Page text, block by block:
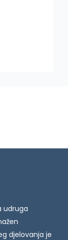
udruga
djelovanja je